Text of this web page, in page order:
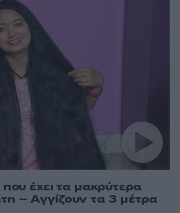
που έχει τα μακρύτερα
– Αγγίζουν τα 3 μέτρα